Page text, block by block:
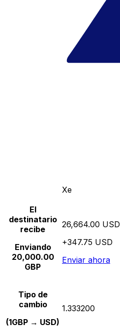
Xe
El
destinatario
recibe
Enviando
20,000.00
GBP
26,664.00 USD
+347.75 USD
Enviar ahora
Tipo de
cambio
(1GBP → USD)
1.333200